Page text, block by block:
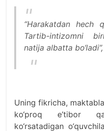
“Harakatdan hech
Tartib-intizomni
natija albatta
Uning fikricha,
ko‘proq e’tibor
ko‘rsatadigan